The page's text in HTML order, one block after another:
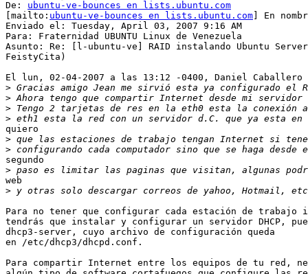
De: ubuntu-ve-bounces en lists.ubuntu.com
[mailto: ubuntu-ve-bounces en lists.ubuntu.com ] En
Enviado el: Tuesday, April 03, 2007 9:16 AM
Para: Fraternidad UBUNTU Linux de Venezuela
Asunto: Re: [l-ubuntu-ve] RAID instalando Ubuntu
FeistyCita)
El lun, 02-04-2007 a las 13:12 -0400, Daniel
>
>
>
>
quiero
>
>
segundo
>
web
>
Para no tener que configurar cada estación de trabajo
tendrás que instalar y configurar un servidor DHCP,
dhcp3-server, cuyo archivo de configuración queda
en /etc/dhcp3/dhcpd.conf.
Para compartir Internet entre los equipos de tu red,